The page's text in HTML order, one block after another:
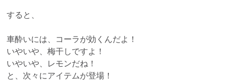
すると、
車酔いには、コーラが効くんだよ！
いやいや、梅干しですよ！
いやいや、レモンだね！
と、次々にアイテムが登場！